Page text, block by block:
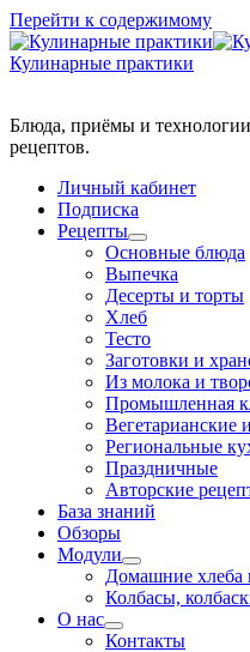
Перейти к содержимому
Кулинарные практики
Блюда, приёмы и
Личный кабинет
Подписка
Рецепты
Основные блюда
Выпечка
Десерты и торты
Хлеб
Тесто
Заготовки и
Из молока и
Промышленная
Вегетарианские
Региональные
Праздничные
Авторские
База знаний
Обзоры
Модули
Домашние хлеба
Колбасы,
О нас
Контакты